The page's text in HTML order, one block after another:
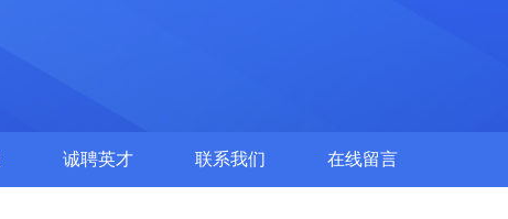
诚聘英才 联系我们 在线留言